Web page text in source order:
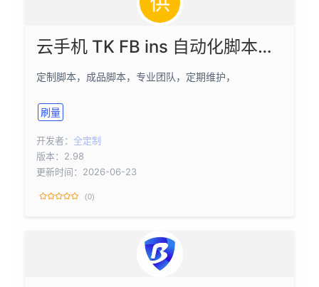
云手机 TK FB ins 自动化脚本，采集，群发，顶贴
定制脚本，成品脚本，专业团队，定期维护，
刷量
开发者： 全定制
版本：2.98
更新时间：2026-06-23
(0)